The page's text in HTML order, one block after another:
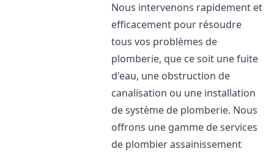
Nous intervenons rapidement et
efficacement pour résoudre
tous vos problèmes de
plomberie, que ce soit une fuite
d'eau, une obstruction de
canalisation ou une installation
de système de plomberie. Nous
offrons une gamme de services
de plombier assainissement